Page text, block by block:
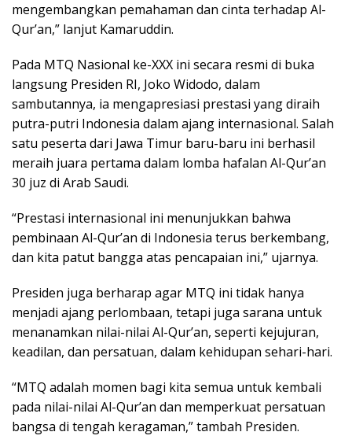
mengembangkan pemahaman dan cinta terhadap Al-
Qur’an,” lanjut Kamaruddin.
Pada MTQ Nasional ke-XXX ini secara resmi di buka
langsung Presiden RI, Joko Widodo, dalam
sambutannya, ia mengapresiasi prestasi yang diraih
putra-putri Indonesia dalam ajang internasional. Salah
satu peserta dari Jawa Timur baru-baru ini berhasil
meraih juara pertama dalam lomba hafalan Al-Qur’an
30 juz di Arab Saudi.
“Prestasi internasional ini menunjukkan bahwa
pembinaan Al-Qur’an di Indonesia terus berkembang,
dan kita patut bangga atas pencapaian ini,” ujarnya.
Presiden juga berharap agar MTQ ini tidak hanya
menjadi ajang perlombaan, tetapi juga sarana untuk
menanamkan nilai-nilai Al-Qur’an, seperti kejujuran,
keadilan, dan persatuan, dalam kehidupan sehari-hari.
“MTQ adalah momen bagi kita semua untuk kembali
pada nilai-nilai Al-Qur’an dan memperkuat persatuan
bangsa di tengah keragaman,” tambah Presiden.